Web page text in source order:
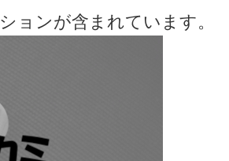
ョンが含まれています。